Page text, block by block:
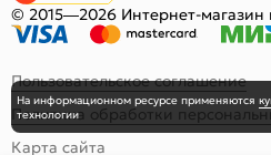
© 2015—2026 Интернет-магазин
Пользовательское соглашение
Политика обработки
Карта сайта
На информационном ресурсе применяются
технологии